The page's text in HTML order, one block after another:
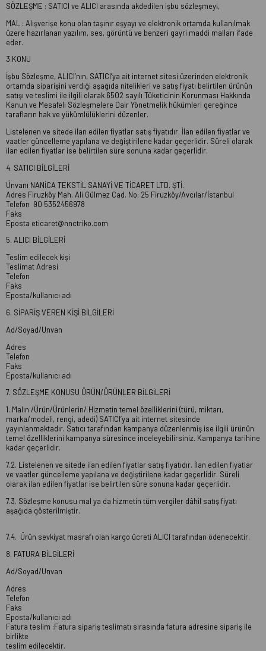
SÖZLEŞME : SATICI ve ALICI arasında akdedilen işbu sözleşmeyi,
MAL : Alışverişe konu olan taşınır eşyayı ve elektronik ortamda kullanılmak
üzere hazırlanan yazılım, ses, görüntü ve benzeri gayri maddi malları ifade
eder.
3.KONU
İşbu Sözleşme, ALICI’nın, SATICI’ya ait internet sitesi üzerinden elektronik
ortamda siparişini verdiği aşağıda nitelikleri ve satış fiyatı belirtilen ürünün
satışı ve teslimi ile ilgili olarak 6502 sayılı Tüketicinin Korunması Hakkında
Kanun ve Mesafeli Sözleşmelere Dair Yönetmelik hükümleri gereğince
tarafların hak ve yükümlülüklerini düzenler.
Listelenen ve sitede ilan edilen fiyatlar satış fiyatıdır. İlan edilen fiyatlar ve
vaatler güncelleme yapılana ve değiştirilene kadar geçerlidir. Süreli olarak
ilan edilen fiyatlar ise belirtilen süre sonuna kadar geçerlidir.
4. SATICI BİLGİLERİ
Ünvanı NANİCA TEKSTİL SANAYİ VE TİCARET LTD. ŞTİ.
Adres Firuzköy Mah. Ali Gülmez Cad. No: 25 Firuzköy/Avcılar/İstanbul
Telefon 90 5352456978
Faks
Eposta eticaret@nnctriko.com
5. ALICI BİLGİLERİ
Teslim edilecek kişi
Teslimat Adresi
Telefon
Faks
Eposta/kullanıcı adı
6. SİPARİŞ VEREN KİŞİ BİLGİLERİ
Ad/Soyad/Unvan
Adres
Telefon
Faks
Eposta/kullanıcı adı
7. SÖZLEŞME KONUSU ÜRÜN/ÜRÜNLER BİLGİLERİ
1. Malın /Ürün/Ürünlerin/ Hizmetin temel özelliklerini (türü, miktarı,
marka/modeli, rengi, adedi) SATICI’ya ait internet sitesinde
yayınlanmaktadır. Satıcı tarafından kampanya düzenlenmiş ise ilgili ürünün
temel özelliklerini kampanya süresince inceleyebilirsiniz. Kampanya tarihine
kadar geçerlidir.
7.2. Listelenen ve sitede ilan edilen fiyatlar satış fiyatıdır. İlan edilen fiyatlar
ve vaatler güncelleme yapılana ve değiştirilene kadar geçerlidir. Süreli
olarak ilan edilen fiyatlar ise belirtilen süre sonuna kadar geçerlidir.
7.3. Sözleşme konusu mal ya da hizmetin tüm vergiler dâhil satış fiyatı
aşağıda gösterilmiştir.
7.4. Ürün sevkiyat masrafı olan kargo ücreti ALICI tarafından ödenecektir.
8. FATURA BİLGİLERİ
Ad/Soyad/Unvan
Adres
Telefon
Faks
Eposta/kullanıcı adı
Fatura teslim :Fatura sipariş teslimatı sırasında fatura adresine sipariş ile
birlikte
teslim edilecektir.